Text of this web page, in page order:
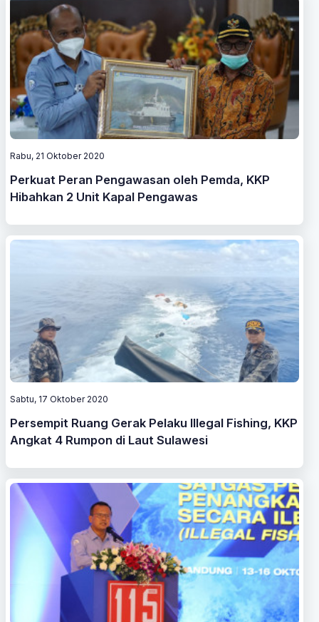
Rabu, 21 Oktober 2020
Perkuat Peran Pengawasan oleh Pemda, KKP
Hibahkan 2 Unit Kapal Pengawas
Sabtu, 17 Oktober 2020
Persempit Ruang Gerak Pelaku Illegal Fishing, KKP
Angkat 4 Rumpon di Laut Sulawesi